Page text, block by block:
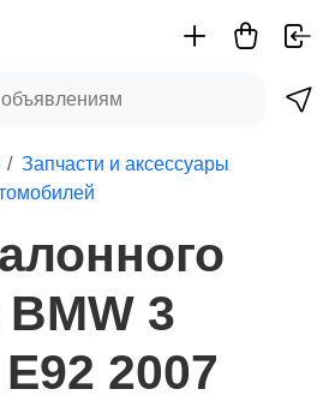
Запчасти и аксессуары
3
2007